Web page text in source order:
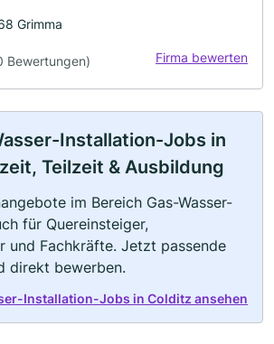
Grimma
Bewertungen) Firma bewerten
Installation-Jobs in
Teilzeit & Ausbildung
im Bereich Gas-Wasser-
für Quereinsteiger,
und Fachkräfte. Jetzt passende
direkt bewerben.
Installation-Jobs in Colditz ansehen